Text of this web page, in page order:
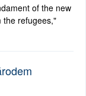
of the new
the refugees,"